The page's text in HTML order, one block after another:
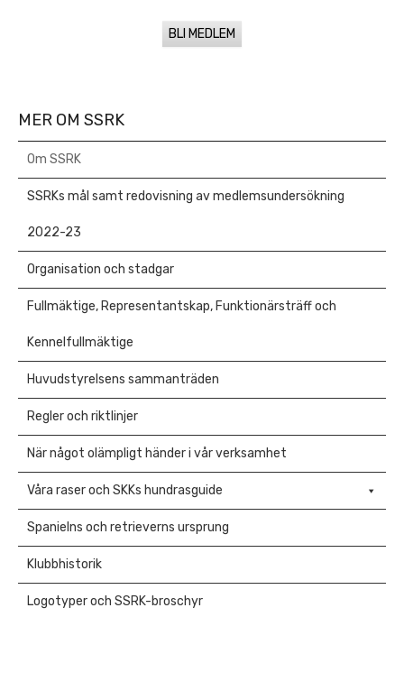
BLI MEDLEM
MER OM SSRK
Om SSRK
SSRKs mål samt redovisning av medlemsundersökning
2022-23
Organisation och stadgar
Fullmäktige, Representantskap, Funktionärsträff och
Kennelfullmäktige
Huvudstyrelsens sammanträden
Regler och riktlinjer
När något olämpligt händer i vår verksamhet
Våra raser och SKKs hundrasguide
Spanielns och retrieverns ursprung
Klubbhistorik
Logotyper och SSRK-broschyr